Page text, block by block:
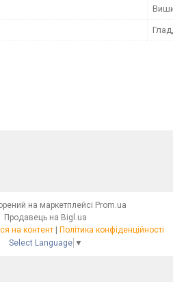
на маркетплейсі Prom.ua
Продавець на Bigl.ua
на контент | Політика конфіденційності
Select Language ▼